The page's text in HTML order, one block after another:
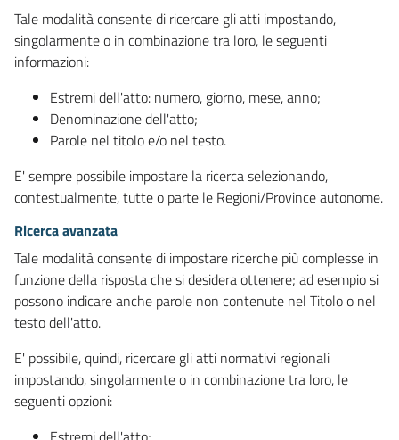
Tale modalità consente di ricercare gli atti impostando,
singolarmente o in combinazione tra loro, le seguenti
informazioni:
Estremi dell'atto: numero, giorno, mese, anno;
Denominazione dell'atto;
Parole nel titolo e/o nel testo.
E' sempre possibile impostare la ricerca selezionando,
contestualmente, tutte o parte le Regioni/Province autonome.
Ricerca avanzata
Tale modalità consente di impostare ricerche più complesse in
funzione della risposta che si desidera ottenere; ad esempio si
possono indicare anche parole non contenute nel Titolo o nel
testo dell'atto.
E' possibile, quindi, ricercare gli atti normativi regionali
impostando, singolarmente o in combinazione tra loro, le
seguenti opzioni: